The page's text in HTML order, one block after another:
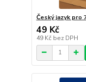
Český jazyk pro
49 Kč
49 Kč bez DPH